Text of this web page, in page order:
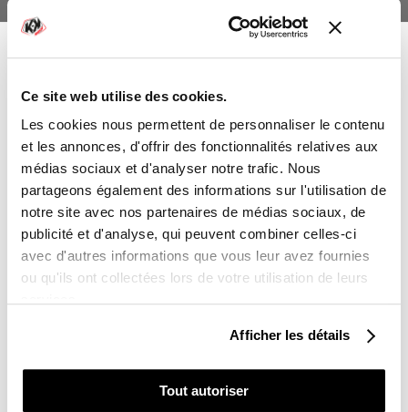
Ce site web utilise des cookies.
Les cookies nous permettent de personnaliser le contenu
et les annonces, d'offrir des fonctionnalités relatives aux
médias sociaux et d'analyser notre trafic. Nous
partageons également des informations sur l'utilisation de
notre site avec nos partenaires de médias sociaux, de
publicité et d'analyse, qui peuvent combiner celles-ci
avec d'autres informations que vous leur avez fournies
ou qu'ils ont collectées lors de votre utilisation de leurs
Afficher les détails
Tout autoriser
Devenir Concessionaire
Crée ton compte pro pour profiter de la remise professionnelle
-10%
Sur l'ensemble de votre commande
Vous souhaitez en profiter :
POUR UN PROCHE